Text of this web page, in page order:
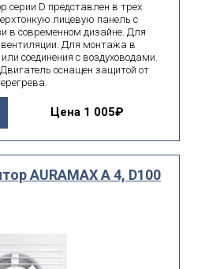
серии D представлен в трех
лицевую панель с
современном дизайне. Для
Для монтажа в
соединения с воздуховодами.
оснащен защитой от
Цена 1 005₽
AURAMAX A 4, D100